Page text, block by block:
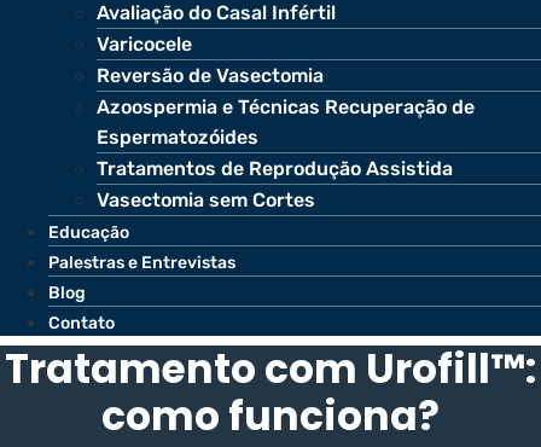
Avaliação do Casal Infértil
Varicocele
Reversão de Vasectomia
Azoospermia e Técnicas Recuperação de
Espermatozóides
Tratamentos de Reprodução Assistida
Vasectomia sem Cortes
Educação
Palestras e Entrevistas
Blog
Contato
Tratamento com Urofill™:
como funciona?